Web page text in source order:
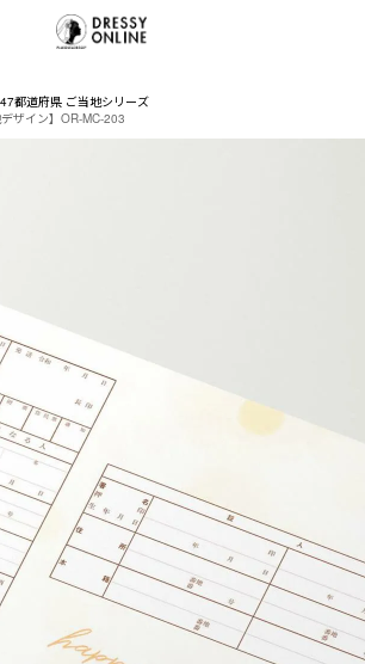
都道府県 ご当地シリーズ
ザイン】OR-MC-203